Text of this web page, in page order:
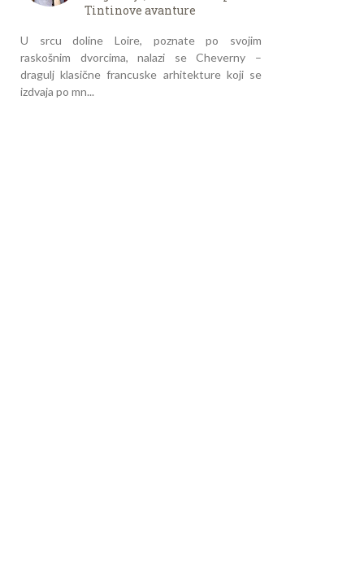
Tintinove avanture
U srcu doline Loire, poznate po svojim
raskošnim dvorcima, nalazi se Cheverny –
dragulj klasične francuske arhitekture koji se
izdvaja po mn...